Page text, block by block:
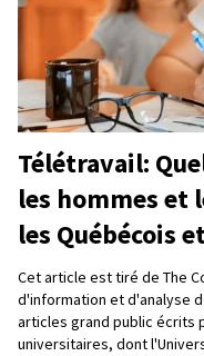
Télétravail:
les hommes
les Québécois
Cet article est tiré de The
d'information et d'analyse
articles grand public écrits
universitaires, dont